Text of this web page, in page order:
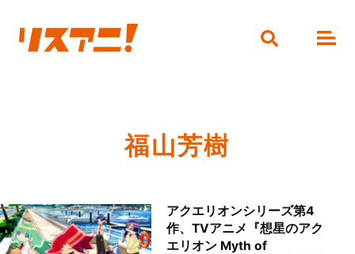
福山芳樹
アクエリオンシリーズ第4
作、TVアニメ『想星のアク
エリオン Myth of